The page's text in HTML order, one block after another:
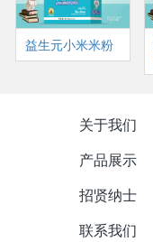
益生元小米米粉
关于我们
产品展示
招贤纳士
联系我们